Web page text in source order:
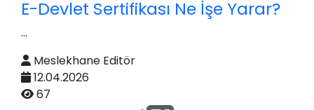
E-Devlet Sertifikası Ne İşe Yarar?
...
Meslekhane Editör
12.04.2026
67